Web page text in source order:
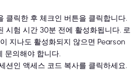
클릭한 후 체크인 버튼을 클릭합니다.
시험 시간 30분 전에 활성화됩니다. 로
지나도 활성화되지 않으면 Pearson
문의해야 합니다.
션인 액세스 코드 복사를 클릭하세요.